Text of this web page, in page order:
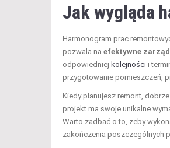
Jak wygląda
Harmonogram prac
pozwala na efektywne
odpowiedniej kolejności i
przygotowanie pomieszczeń,
Kiedy planujesz remont,
projekt ma swoje unikalne
Warto zadbać o to, żeby
zakończenia poszczególnych